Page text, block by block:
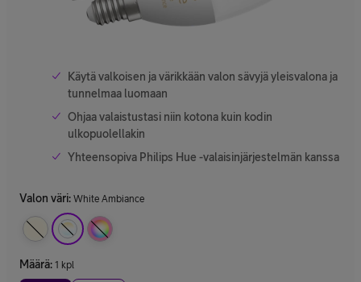
Käytä valkoisen ja värikkään valon sävyjä yleisvalona ja
tunnelmaa luomaan
Ohjaa valaistustasi niin kotona kuin kodin
ulkopuolellakin
Yhteensopiva Philips Hue -valaisinjärjestelmän kanssa
Valon väri: White Ambiance
Määrä: 1 kpl